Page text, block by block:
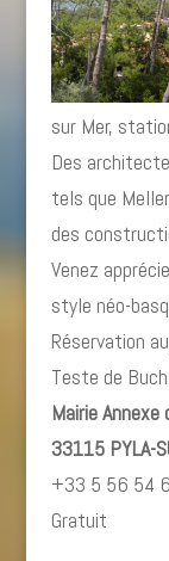
sur Mer,
Des
tels que
des
Venez
style néo-
Réservation
Teste de Buch
Mairie
33115 PYLA-
+33 5 56 54
Gratuit